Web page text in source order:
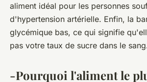
aliment idéal pour les personnes
d'hypertension artérielle. Enfin, la
glycémique bas, ce qui signifie
pas votre taux de sucre dans le
-Pourquoi l'aliment le